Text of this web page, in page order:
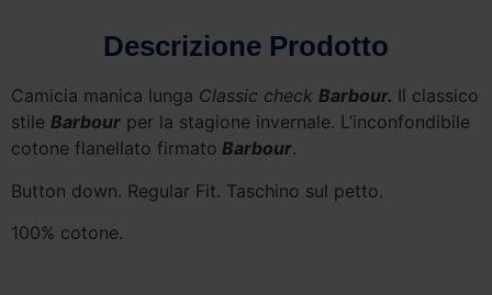
Descrizione Prodotto
Camicia manica lunga Classic check Barbour. Il classico
stile Barbour per la stagione invernale. L’inconfondibile
cotone flanellato firmato Barbour.
Button down. Regular Fit. Taschino sul petto.
100% cotone.